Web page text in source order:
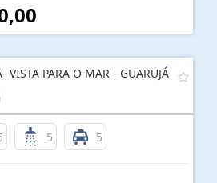
VISTA PARA O MAR - GUARUJÁ
5 5